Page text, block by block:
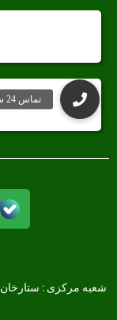
شعبه مرکزی :